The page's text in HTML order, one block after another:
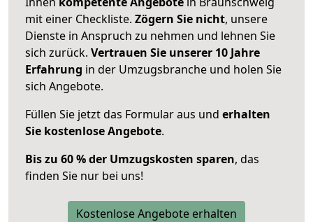
mit einer Checkliste. Zögern Sie nicht, unsere
Dienste in Anspruch zu nehmen und lehnen Sie
sich zurück. Vertrauen Sie unserer 10 Jahre
Erfahrung in der Umzugsbranche und holen Sie
sich Angebote.
Füllen Sie jetzt das Formular aus und erhalten
Sie kostenlose Angebote.
Bis zu 60 % der Umzugskosten sparen, das
finden Sie nur bei uns!
Kostenlose Angebote erhalten